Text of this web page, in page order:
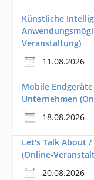
Künstliche
Veranstaltung)
11.08.2026
Mobile
Unternehmen
18.08.2026
Let's Talk About
(Online-
20.08.2026